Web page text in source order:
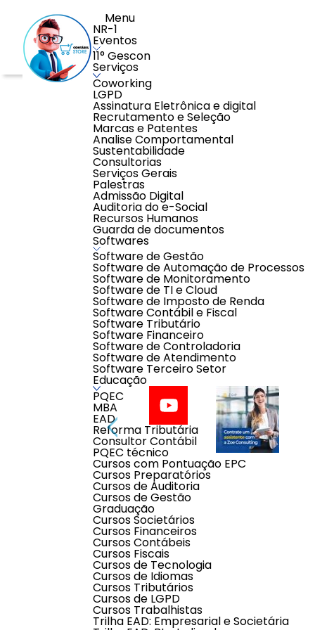
Menu
NR-1
Eventos
11° Gescon
Serviços
Coworking
LGPD
Assinatura Eletrônica e digital
Recrutamento e Seleção
Marcas e Patentes
Analise Comportamental
Sustentabilidade
Consultorias
Serviços Gerais
Palestras
Admissão Digital
Auditoria do e-Social
Recursos Humanos
Guarda de documentos
Softwares
Software de Gestão
Software de Automação de Processos
Software de Monitoramento
Software de TI e Cloud
Software de Imposto de Renda
Software Contábil e Fiscal
Software Tributário
Software Financeiro
Software de Controladoria
Software de Atendimento
Software Terceiro Setor
Educação
PQEC
MBA
EAD
Reforma Tributária
Consultor Contábil
PQEC técnico
Cursos com Pontuação EPC
Cursos Preparatórios
Cursos de Auditoria
Cursos de Gestão
Graduação
Cursos Societários
Cursos Financeiros
Cursos Contábeis
Cursos Fiscais
Cursos de Tecnologia
Cursos de Idiomas
Cursos Tributários
Cursos de LGPD
Cursos Trabalhistas
Trilha EAD: Empresarial e Societária
Home > Serviços > Recrutamento e Seleção
Descrição do produto
Zoe Consultingé uma consultoria especialista
psicologia.
Atendemos todo o Brasil de forma digital
humanizado com o objetivo de colocar a
Segue abaixo a descrição do cargo de